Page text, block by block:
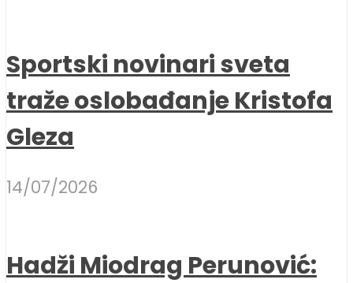
Sportski novinari sveta
traže oslobađanje Kristofa
Gleza
14/07/2026
Hadži Miodrag Perunović: